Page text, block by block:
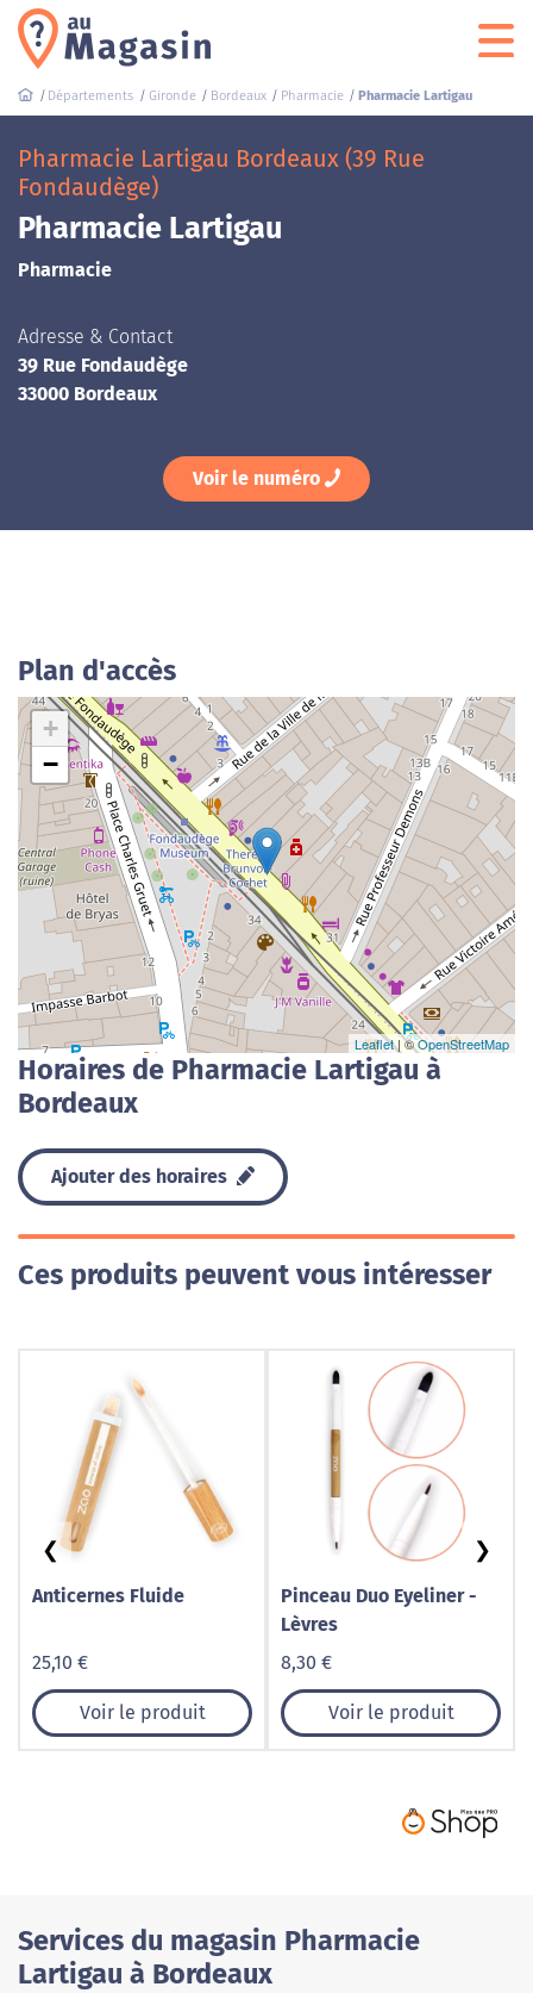
Départements Gironde Bordeaux Pharmacie Pharmacie Lartigau
Pharmacie Lartigau Bordeaux (39 Rue
Fondaudège)
Pharmacie Lartigau
Pharmacie
Adresse & Contact
39 Rue Fondaudège
33000 Bordeaux
Voir le numéro
Plan d'accès
+
−
Leaflet| ©OpenStreetMap
Horaires de Pharmacie Lartigau à
Bordeaux
Ajouter des horaires
Ces produits peuvent vous intéresser
Anticernes Fluide
25,10 €
Voir le produit
Pinceau Duo Eyeliner -
Lèvres
8,30 €
Voir le produit
❮ ❯
Services du magasin Pharmacie
Lartigau à Bordeaux